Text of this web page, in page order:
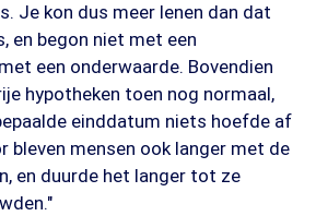
Je kon dus meer lenen dan dat
en begon niet met een
een onderwaarde. Bovendien
hypotheken toen nog normaal,
einddatum niets hoefde af
bleven mensen ook langer met de
en duurde het langer tot ze